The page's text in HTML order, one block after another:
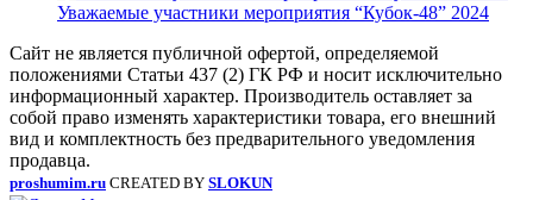
Уважаемые участники мероприятия “Кубок-48” 2024
Сайт не является публичной офертой, определяемой
положениями Статьи 437 (2) ГК РФ и носит исключительно
информационный характер. Производитель оставляет за
собой право изменять характеристики товара, его внешний
вид и комплектность без предварительного уведомления
продавца.
proshumim.ru CREATED BY SLOKUN